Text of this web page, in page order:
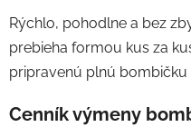
Rýchlo, pohodlne a bez
prebieha formou kus za
pripravenú plnú bombičku
Cenník výmeny